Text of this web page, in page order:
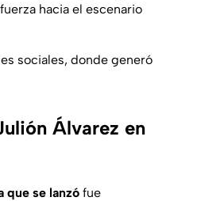
hacia el escenario
sociales, donde generó
Álvarez en
que se lanzó fue